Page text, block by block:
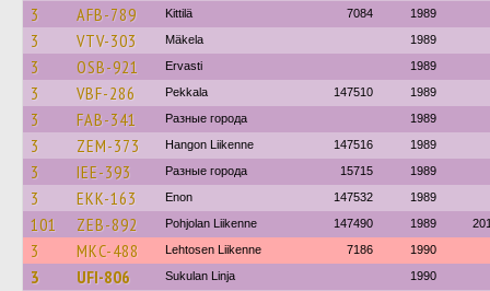
3 AFB-789 Kittilä 7084 1989
3 VTV-303 Mäkela 1989
3 OSB-921 Ervasti 1989
3 VBF-286 Pekkala 147510 1989
3 FAB-341 Разные города 1989
3 ZEM-373 Hangon Liikenne 147516 1989
3 IEE-393 Разные города 15715 1989
3 EKK-163 Enon 147532 1989
101 ZEB-892 Pohjolan Liikenne 147490 1989
3 MKC-488 Lehtosen Liikenne 7186 1990
3 UFI-806 Sukulan Linja 1990